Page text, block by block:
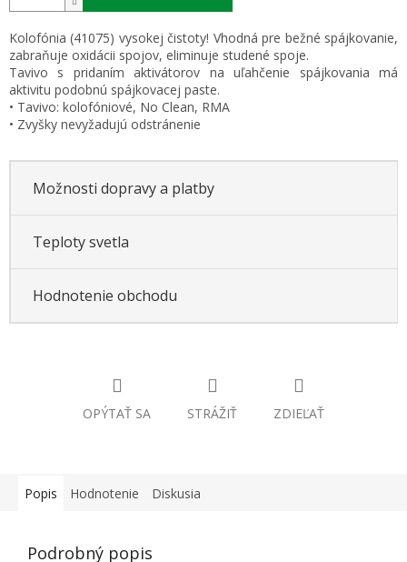
Kolofónia (41075) vysokej čistoty! Vhodná pre bežné spájkovanie,
zabraňuje oxidácii spojov, eliminuje studené spoje.
Tavivo s pridaním aktivátorov na uľahčenie spájkovania má
aktivitu podobnú spájkovacej paste.
• Tavivo: kolofóniové, No Clean, RMA
• Zvyšky nevyžadujú odstránenie
Možnosti dopravy a platby
Teploty svetla
Hodnotenie obchodu
OPÝTAŤ SA STRÁŽIŤ ZDIEĽAŤ
Popis Hodnotenie Diskusia
Podrobný popis